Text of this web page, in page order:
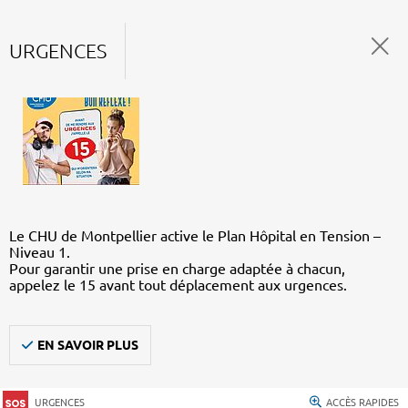
URGENCES
Le CHU de Montpellier active le Plan Hôpital en Tension –
Niveau 1.
Pour garantir une prise en charge adaptée à chacun,
appelez le 15 avant tout déplacement aux urgences.
EN SAVOIR PLUS
URGENCES ACCÈS RAPIDES